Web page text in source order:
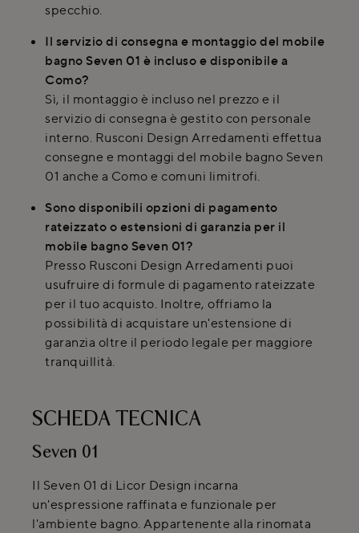
specchio.
Il servizio di consegna e montaggio del mobile
bagno Seven 01 è incluso e disponibile a
Como?
Sì, il montaggio è incluso nel prezzo e il
servizio di consegna è gestito con personale
interno. Rusconi Design Arredamenti effettua
consegne e montaggi del mobile bagno Seven
01 anche a Como e comuni limitrofi.
Sono disponibili opzioni di pagamento
rateizzato o estensioni di garanzia per il
mobile bagno Seven 01?
Presso Rusconi Design Arredamenti puoi
usufruire di formule di pagamento rateizzate
per il tuo acquisto. Inoltre, offriamo la
possibilità di acquistare un'estensione di
garanzia oltre il periodo legale per maggiore
tranquillità.
SCHEDA TECNICA
Seven 01
Il Seven 01 di Licor Design incarna
un'espressione raffinata e funzionale per
l'ambiente bagno. Appartenente alla rinomata